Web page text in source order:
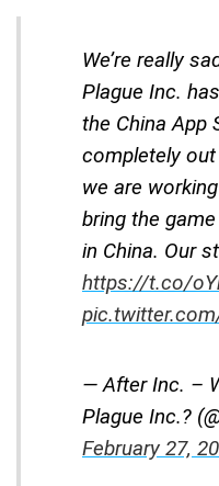
We’re really
Plague Inc.
the China App
completely
we are
bring the
in China. Our
https://t.co/
— After Inc. –
Plague Inc.?
February 27,